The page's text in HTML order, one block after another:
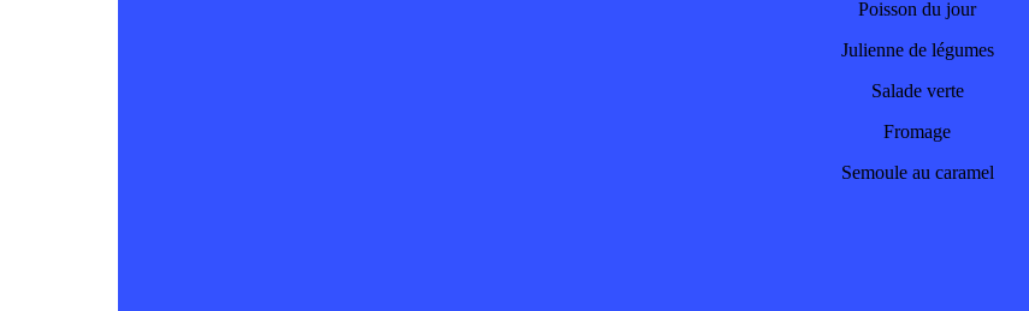
Poisson du jour
Julienne de légumes
Salade verte
Fromage
Semoule au caramel